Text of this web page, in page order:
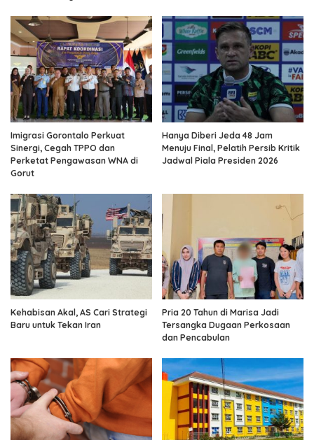
Imigrasi Gorontalo Perkuat
Sinergi, Cegah TPPO dan
Perketat Pengawasan WNA di
Gorut
Hanya Diberi Jeda 48 Jam
Menuju Final, Pelatih Persib Kritik
Jadwal Piala Presiden 2026
Kehabisan Akal, AS Cari Strategi
Baru untuk Tekan Iran
Pria 20 Tahun di Marisa Jadi
Tersangka Dugaan Perkosaan
dan Pencabulan